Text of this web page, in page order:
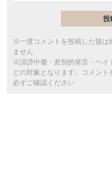
※一度コメントを投稿した後は
ません
※誹謗中傷・差別的発言・ヘイ
どの対象となります。コメント
必ずご確認ください